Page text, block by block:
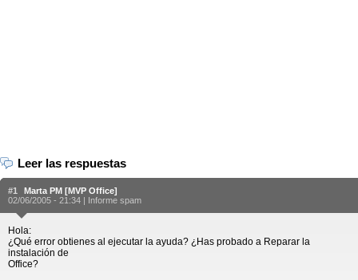
Leer las respuestas
#1
Marta PM [MVP Office]
02/06/2005 - 21:34 | Informe spam
Hola:
¿Qué error obtienes al ejecutar la ayuda? ¿Has probado a Reparar la
instalación de
Office?